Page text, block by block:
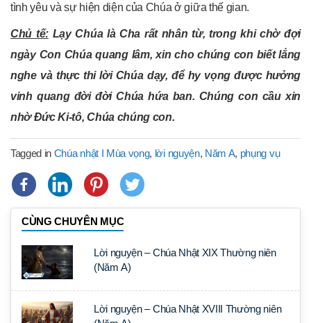
tình yêu và sự hiện diện của Chúa ở giữa thế gian.
Chủ tế:Lạy Chúa là Cha rất nhân từ, trong khi chờ đợi
ngày Con Chúa quang lâm, xin cho chúng con biết lắng
nghe và thực thi lời Chúa dạy, để hy vọng được hưởng
vinh quang đời đời Chúa hứa ban. Chúng con cầu xin
nhờ Đức Ki-tô, Chúa chúng con.
Tagged in Chúa nhật I Mùa vọng, lời nguyện, Năm A, phụng vụ
CÙNG CHUYÊN MỤC
Lời nguyện – Chúa Nhật XIX Thường niên
(Năm A)
Lời nguyện – Chúa Nhật XVIII Thường niên